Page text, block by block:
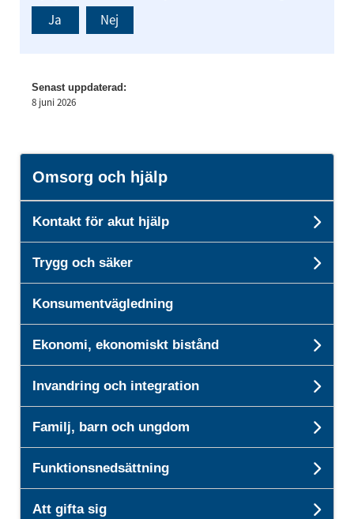
Ja Nej
Senast uppdaterad:
8 juni 2026
Omsorg och hjälp
Kontakt för akut hjälp
Trygg och säker
Konsumentvägledning
Ekonomi, ekonomiskt bistånd
Invandring och integration
Familj, barn och ungdom
Funktionsnedsättning
Att gifta sig